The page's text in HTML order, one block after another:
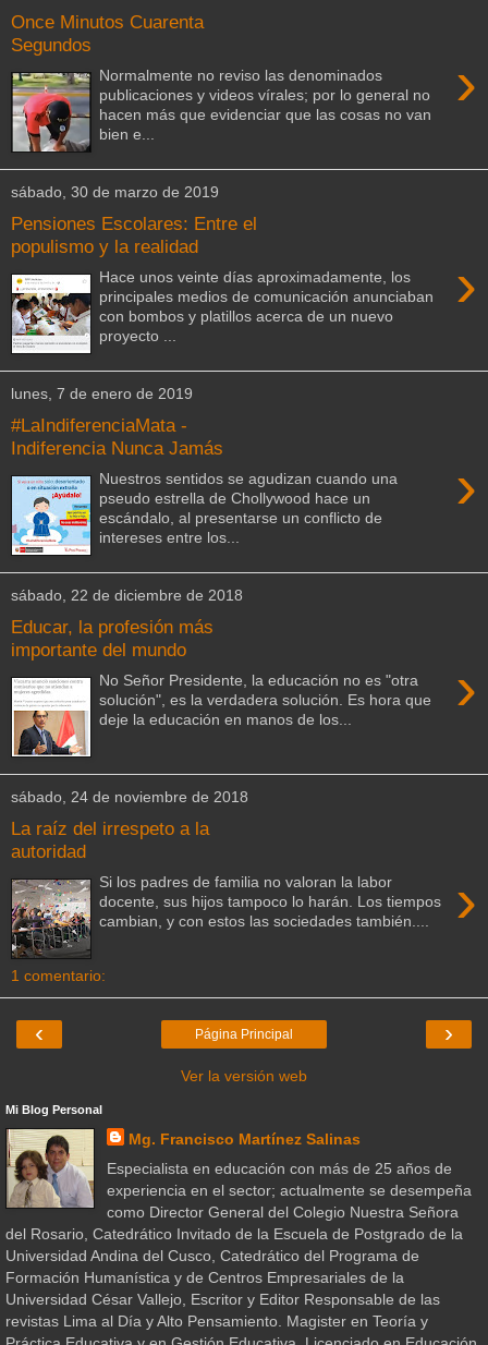
Once Minutos Cuarenta
Segundos
›
Normalmente no reviso las denominados
publicaciones y videos vírales; por lo general no
hacen más que evidenciar que las cosas no van
bien e...
sábado, 30 de marzo de 2019
Pensiones Escolares: Entre el
populismo y la realidad
›
Hace unos veinte días aproximadamente, los
principales medios de comunicación anunciaban
con bombos y platillos acerca de un nuevo
proyecto ...
lunes, 7 de enero de 2019
#LaIndiferenciaMata -
Indiferencia Nunca Jamás
›
Nuestros sentidos se agudizan cuando una
pseudo estrella de Chollywood hace un
escándalo, al presentarse un conflicto de
intereses entre los...
sábado, 22 de diciembre de 2018
Educar, la profesión más
importante del mundo
›
No Señor Presidente, la educación no es "otra
solución", es la verdadera solución. Es hora que
deje la educación en manos de los...
sábado, 24 de noviembre de 2018
La raíz del irrespeto a la
autoridad
›
Si los padres de familia no valoran la labor
docente, sus hijos tampoco lo harán. Los tiempos
cambian, y con estos las sociedades también....
1 comentario:
‹ ›
Página Principal
Ver la versión web
Mi Blog Personal
Mg. Francisco Martínez Salinas
Especialista en educación con más de 25 años de
experiencia en el sector; actualmente se desempeña
como Director General del Colegio Nuestra Señora
del Rosario, Catedrático Invitado de la Escuela de Postgrado de la
Universidad Andina del Cusco, Catedrático del Programa de
Formación Humanística y de Centros Empresariales de la
Universidad César Vallejo, Escritor y Editor Responsable de las
revistas Lima al Día y Alto Pensamiento. Magister en Teoría y